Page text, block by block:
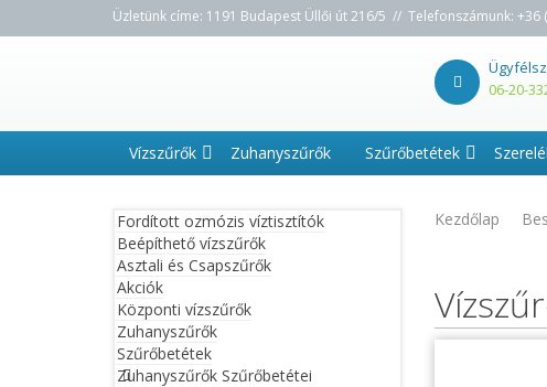
Üzletünk címe: 1191 Budapest Üllői út 216/5 // Telefonszámunk: +36
06-20-
Vízszűrők Zuhanyszűrők Szűrőbetétek
Fordított ozmózis víztisztítók
Beépíthető vízszűrők
Asztali és Csapszűrők
Akciók
Központi vízszűrők
Zuhanyszűrők
Szűrőbetétek
Zuhanyszűrők Szűrőbetétei
Kezdőlap